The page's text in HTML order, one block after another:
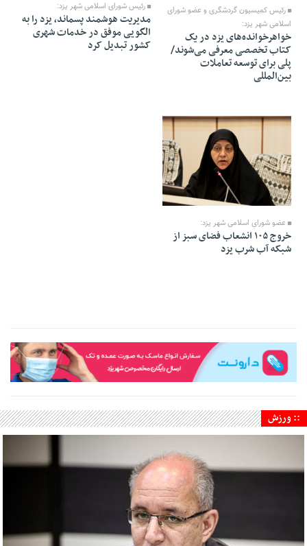
رئیس کمیسیون گردشگری و عضو شورای
اسلامی شهر یزد:
خواهرخوانده‌های یزد در یک
کتاب تخصصی معرفی می‌شوند/
پلی برای توسعه تعاملات
بین‌المللی
رئیس شورای اسلامی شهر یزد:
مدیریت هوشمند پسماند، یزد را به
الگویی موفق در خدمات شهری
کشور تبدیل کرد
08 Mordad 1405 - 05:42
عضو شورای اسلامی شهر یزد:
خروج ۱۰۵ انشعاب فضای سبز از
شبکه آب شرب یزد
:: ورزش